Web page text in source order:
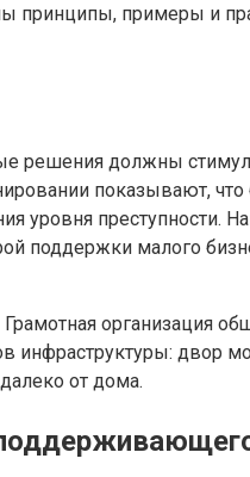
принципы, примеры и
решения должны
показывают,
преступности.
поддержки малого
организация
инфраструктуры: двор
от дома.